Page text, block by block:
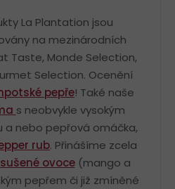
La Plantation jsou
na mezinárodních
Taste, Monde Selection,
Selection. Ocenění
pepře! Také naše
s neobvykle vysokým
a nebo pepřová omáčka,
rub. Přinášíme zcela
sušené ovoce(mango a
pepřem či již zmíněné